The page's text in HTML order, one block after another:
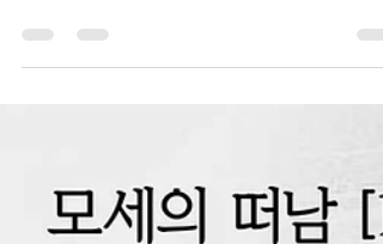
(2) 왕궁의 떠남